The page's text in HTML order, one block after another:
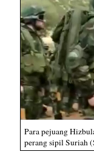
Para pejuang
perang sipil Suriah